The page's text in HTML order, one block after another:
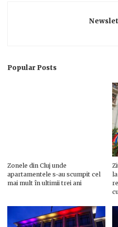
Popular Posts
Zonele din Cluj unde
apartamentele s-au scumpit cel
mai mult în ultimii trei ani